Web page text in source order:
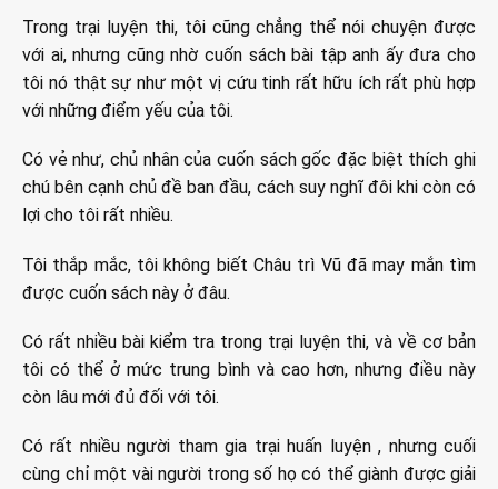
Trong trại luyện thi, tôi cũng chẳng thể nói chuyện được
với ai, nhưng cũng nhờ cuốn sách bài tập anh ấy đưa cho
tôi nó thật sự như một vị cứu tinh rất hữu ích rất phù hợp
với những điểm yếu của tôi.
Có vẻ như, chủ nhân của cuốn sách gốc đặc biệt thích ghi
chú bên cạnh chủ đề ban đầu, cách suy nghĩ đôi khi còn có
lợi cho tôi rất nhiều.
Tôi thắp mắc, tôi không biết Châu trì Vũ đã may mắn tìm
được cuốn sách này ở đâu.
Có rất nhiều bài kiểm tra trong trại luyện thi, và về cơ bản
tôi có thể ở mức trung bình và cao hơn, nhưng điều này
còn lâu mới đủ đối với tôi.
Có rất nhiều người tham gia trại huấn luyện , nhưng cuối
cùng chỉ một vài người trong số họ có thể giành được giải